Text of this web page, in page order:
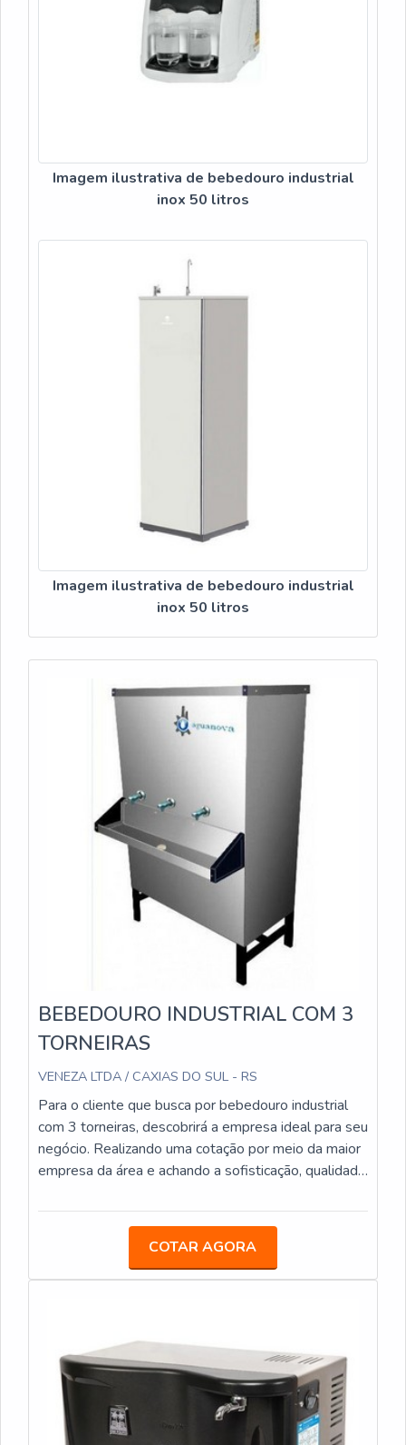
Imagem ilustrativa de bebedouro industrial
inox 50 litros
Imagem ilustrativa de bebedouro industrial
inox 50 litros
BEBEDOURO INDUSTRIAL COM 3
TORNEIRAS
VENEZA LTDA / CAXIAS DO SUL - RS
Para o cliente que busca por bebedouro industrial
com 3 torneiras, descobrirá a empresa ideal para seu
negócio. Realizando uma cotação por meio da maior
empresa da área e achando a sofisticação, qualidade
bebedouro industrial com 3 torneiras, com a melhor
qualidade com pagamento acessível.UM POUCO
MAIS SOBRE BEBEDOURO INDUSTRIAL COM 3
escritório de alta qualidade onde são realizadas as
atividades e estrutura suficiente para atender todas
as demandas, tudo pensando em bebedouro
industrial com 3 torneiras com excelente custo-
benefício.Há muitas maneiras eficientes de
COTAR AGORA